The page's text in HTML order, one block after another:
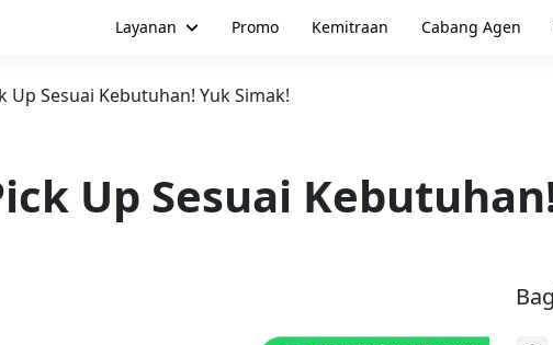
Layanan Promo Kemitraan Cabang Agen
Up Sesuai Kebutuhan! Yuk Simak!
Up Sesuai